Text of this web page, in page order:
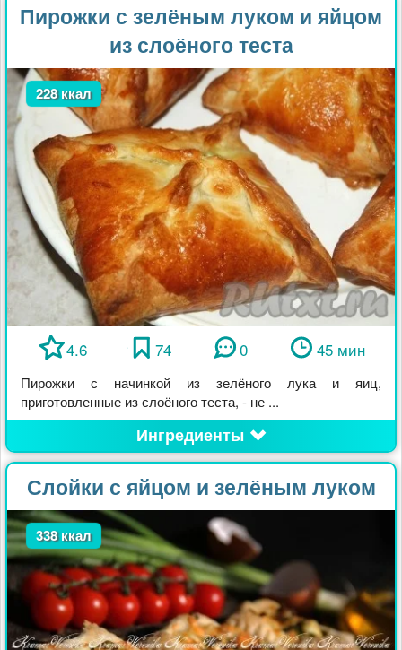
Пирожки с зелёным луком и яйцом
из слоёного теста
228 ккал
4.6 74 0 45 мин
Пирожки с начинкой из зелёного лука и яиц,
приготовленные из слоёного теста, - не ...
Ингредиенты
Слойки с яйцом и зелёным луком
338 ккал